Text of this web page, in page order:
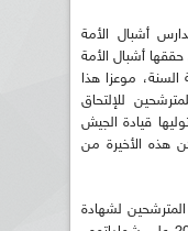
أشبال الأمة
حققها أشبال الأمة
موعزا هذا
للإلتحاق
قيادة الجيش
هذه الأخيرة من
لشهادة